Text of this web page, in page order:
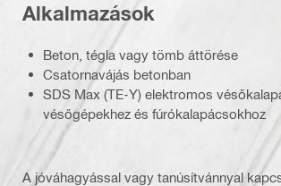
Alkalmazások
Beton, tégla vagy tömb áttörése
Csatornavájás betonban
SDS Max (TE-Y) elektromos
vésőgépekhez és fúrókalapácsokhoz
A jóváhagyással vagy tanúsítvánnyal